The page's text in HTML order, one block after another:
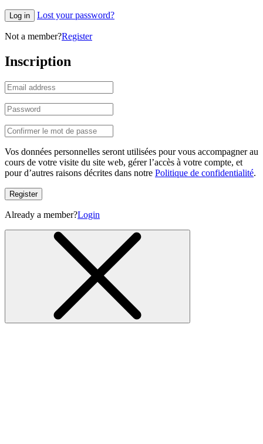
Log in Lost your password?
Not a member?Register
Inscription
Vos données personnelles seront utilisées pour vous accompagner au
cours de votre visite du site web, gérer l’accès à votre compte, et
pour d’autres raisons décrites dans notre Politique de confidentialité.
Register
Already a member?Login